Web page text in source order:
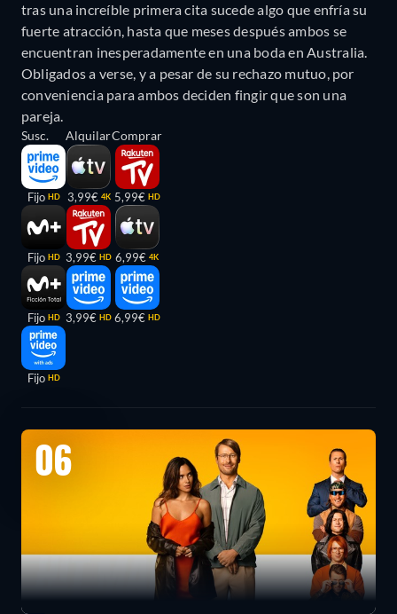
tras una increíble primera cita sucede algo que enfría su
fuerte atracción, hasta que meses después ambos se
encuentran inesperadamente en una boda en Australia.
Obligados a verse, y a pesar de su rechazo mutuo, por
conveniencia para ambos deciden fingir que son una
pareja.
Susc.
Fijo HD
Fijo HD
Fijo HD
Fijo HD
Alquilar
3,99€ 4K
3,99€ HD
3,99€ HD
Comprar
5,99€ HD
6,99€ 4K
6,99€ HD
06